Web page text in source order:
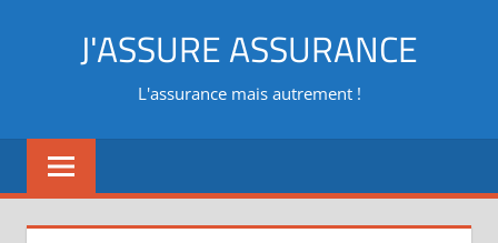
J'ASSURE ASSURANCE
L'assurance mais autrement !